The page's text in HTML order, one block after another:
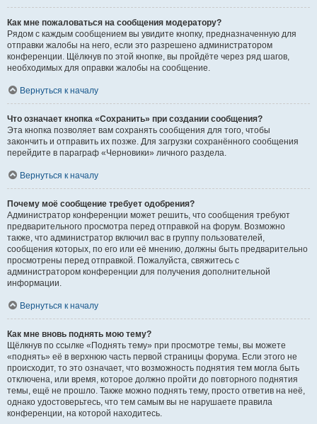
Как мне пожаловаться на сообщения модератору?
Рядом с каждым сообщением вы увидите кнопку, предназначенную для
отправки жалобы на него, если это разрешено администратором
конференции. Щёлкнув по этой кнопке, вы пройдёте через ряд шагов,
необходимых для оправки жалобы на сообщение.
Вернуться к началу
Что означает кнопка «Сохранить» при создании сообщения?
Эта кнопка позволяет вам сохранять сообщения для того, чтобы
закончить и отправить их позже. Для загрузки сохранённого сообщения
перейдите в параграф «Черновики» личного раздела.
Вернуться к началу
Почему моё сообщение требует одобрения?
Администратор конференции может решить, что сообщения требуют
предварительного просмотра перед отправкой на форум. Возможно
также, что администратор включил вас в группу пользователей,
сообщения которых, по его или её мнению, должны быть предварительно
просмотрены перед отправкой. Пожалуйста, свяжитесь с
администратором конференции для получения дополнительной
информации.
Вернуться к началу
Как мне вновь поднять мою тему?
Щёлкнув по ссылке «Поднять тему» при просмотре темы, вы можете
«поднять» её в верхнюю часть первой страницы форума. Если этого не
происходит, то это означает, что возможность поднятия тем могла быть
отключена, или время, которое должно пройти до повторного поднятия
темы, ещё не прошло. Также можно поднять тему, просто ответив на неё,
однако удостоверьтесь, что тем самым вы не нарушаете правила
конференции, на которой находитесь.